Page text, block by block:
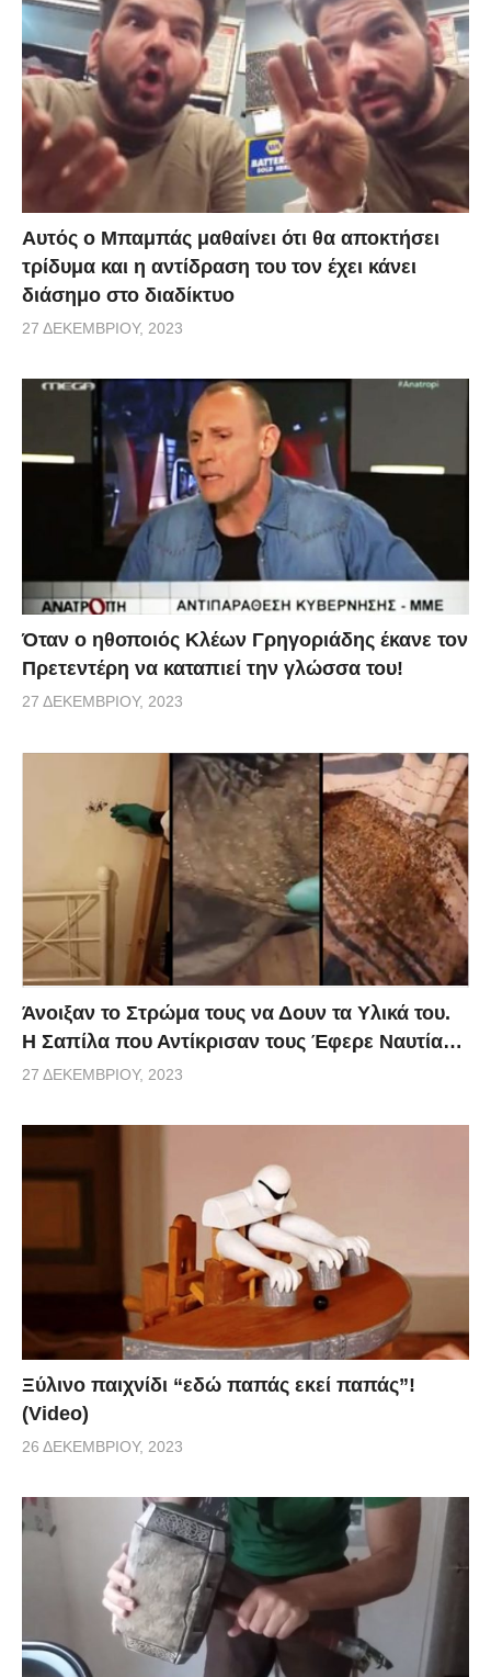
Αυτός ο Μπαμπάς μαθαίνει ότι θα αποκτήσει
τρίδυμα και η αντίδραση του τον έχει κάνει
διάσημο στο διαδίκτυο
27 ΔΕΚΕΜΒΡΊΟΥ, 2023
Όταν ο ηθοποιός Κλέων Γρηγοριάδης έκανε τον
Πρετεντέρη να καταπιεί την γλώσσα του!
27 ΔΕΚΕΜΒΡΊΟΥ, 2023
Άνοιξαν το Στρώμα τους να Δουν τα Υλικά του.
Η Σαπίλα που Αντίκρισαν τους Έφερε Ναυτία…
27 ΔΕΚΕΜΒΡΊΟΥ, 2023
Ξύλινο παιχνίδι “εδώ παπάς εκεί παπάς”!
(Video)
26 ΔΕΚΕΜΒΡΊΟΥ, 2023